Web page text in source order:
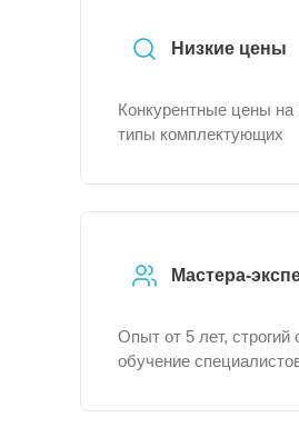
Низкие цены
Конкурентные цены
типы комплектующих
Мастера-
Опыт от 5 лет, строгий
обучение